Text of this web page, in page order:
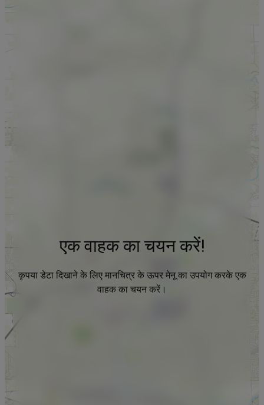
एक वाहक का चयन करें!
कृपया डेटा दिखाने के लिए मानचित्र के ऊपर मेनू का उपयोग करके एक
वाहक का चयन करें।